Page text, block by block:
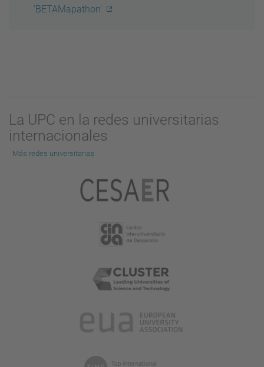
'BETAMapathon'
La UPC en la redes universitarias
internacionales
Más redes universitarias